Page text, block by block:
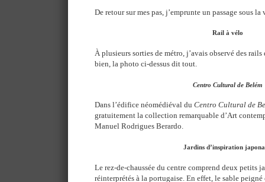
De retour sur mes pas, j’emprunte un passage sous la
Rail à vélo
À plusieurs sorties de métro, j’avais observé des
bien, la photo ci-dessus dit tout.
Centro Cultural de Belém
Dans l’édifice néomédiéval du Centro Cultural de
gratuitement la collection remarquable d’Art
Manuel Rodrigues Berardo.
Jardins d’inspiration
Le rez-de-chaussée du centre comprend deux petits
réinterprétés à la portugaise. En effet, le sable